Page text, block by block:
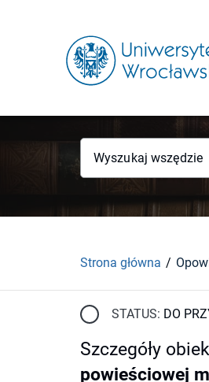
Wyszukaj wszędzie
Strona główna
STATUS: DO
Szczegóły
powieściowej